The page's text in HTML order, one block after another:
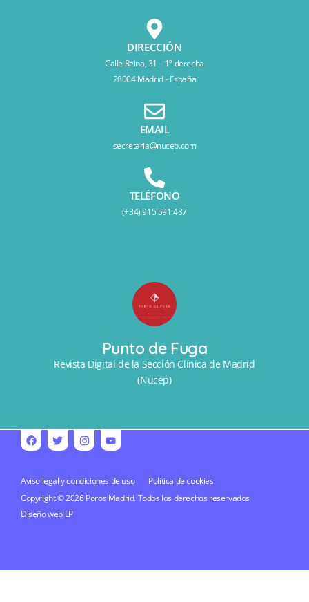
DIRECCIÓN
Calle Reina, 31 – 1º derecha
28004 Madrid - España
EMAIL
secretaria@nucep.com
TELÉFONO
(+34) 915 591 487
Punto de Fuga
Revista Digital de la Sección Clínica de Madrid
(Nucep)
Aviso legal y condiciones de uso
Política de cookies
Copyright © 2026 Poros Madrid. Todos los derechos reservados
Diseño web LP